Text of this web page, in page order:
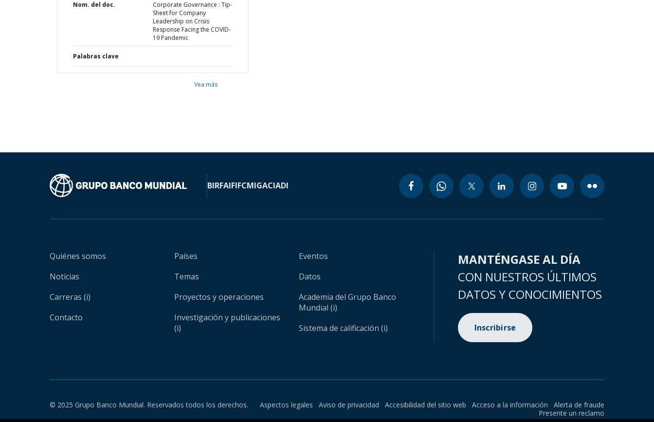
Nom. del doc.
Corporate Governance : Tip-
Sheet for Company
Leadership on Crisis
Response Facing the COVID-
19 Pandemic
Palabras clave
Vea más
BIRFAIFIFCMIGACIADI
Quiénes somos
Noticias
Carreras (i)
Contacto
Países
Temas
Proyectos y operaciones
Investigación y publicaciones
(i)
Eventos
Datos
Academia del Grupo Banco
Mundial (i)
Sistema de calificación (i)
MANTÉNGASE AL DÍA
CON NUESTROS ÚLTIMOS
DATOS Y CONOCIMIENTOS
Inscribirse
© 2025 Grupo Banco Mundial. Reservados todos los derechos. Aspectos legales Aviso de privacidad Accesibilidad del sitio web Acceso a la información
Alerta de fraude
Presente un reclamo